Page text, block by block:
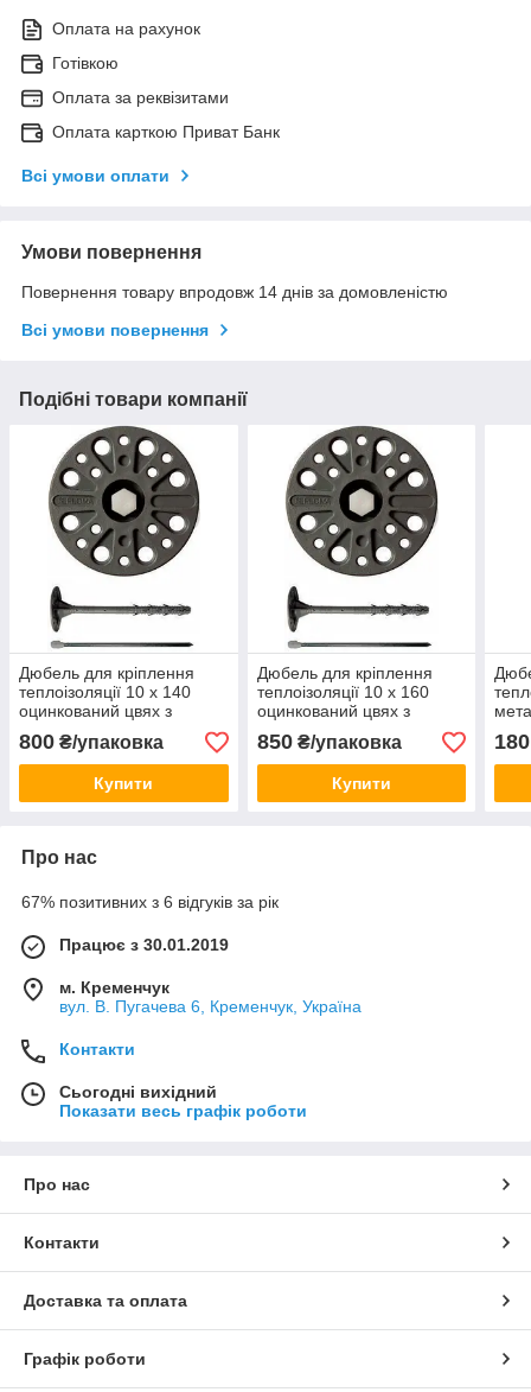
Оплата на рахунок
Готівкою
Оплата за реквізитами
Оплата карткою Приват Банк
Всі умови оплати
Умови повернення
Повернення товару впродовж 14 днів за домовленістю
Всі умови повернення
Подібні товари компанії
Дюбель для кріплення
теплоізоляції 10 х 140
оцинкований цвях з
термоголовой, Стандарт
ціна за 50 шт.
800 ₴/упаковка
Купити
Дюбель для кріплення
теплоізоляції 10 х 160
оцинкований цвях з
термоголовой, Стандарт
ціна за 50 шт.
850₴/упаковка
Купити
180
Про нас
67% позитивних з 6 відгуків за рік
Працює з 30.01.2019
м. Кременчук
вул. В. Пугачева 6, Кременчук, Україна
Контакти
Сьогодні вихідний
Показати весь графік роботи
Про нас
Контакти
Доставка та оплата
Графік роботи